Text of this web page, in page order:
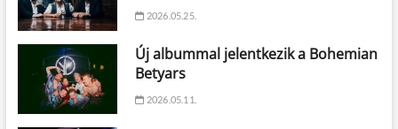
2026.05.25.
Új albummal jelentkezik a Bohemian
Betyars
2026.05.11.